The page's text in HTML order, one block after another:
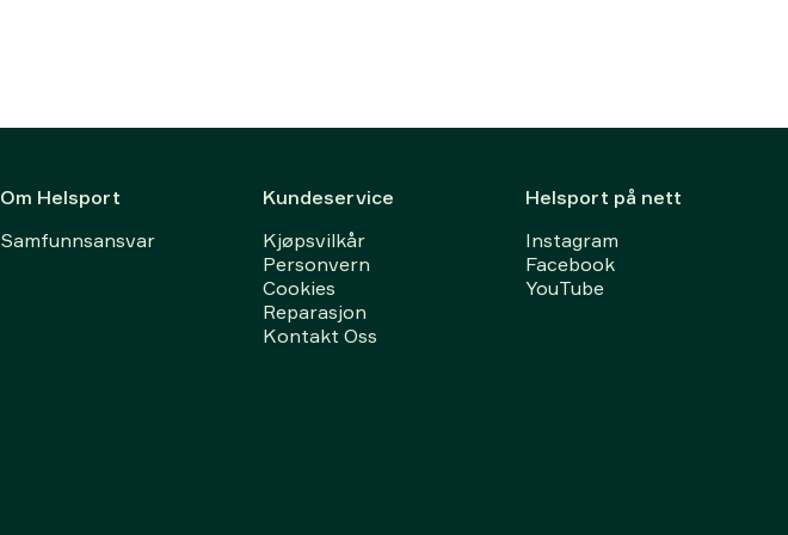
Om Helsport
Samfunnsansvar
Kundeservice
Kjøpsvilkår
Personvern
Cookies
Reparasjon
Kontakt Oss
Helsport på nett
Instagram
Facebook
YouTube